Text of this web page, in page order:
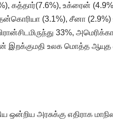
கத்தார்(7.6%), உக்ரைன்
(3.1%), சீனா
33%,
இறக்குமதி உலக மொத்த ஆயுத
ஒன்றிய அரசுக்கு எதிராக